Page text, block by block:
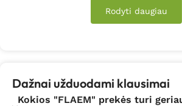
Rodyti daugiau
Dažnai užduodami klausimai
Kokios "FLAEM" prekės turi